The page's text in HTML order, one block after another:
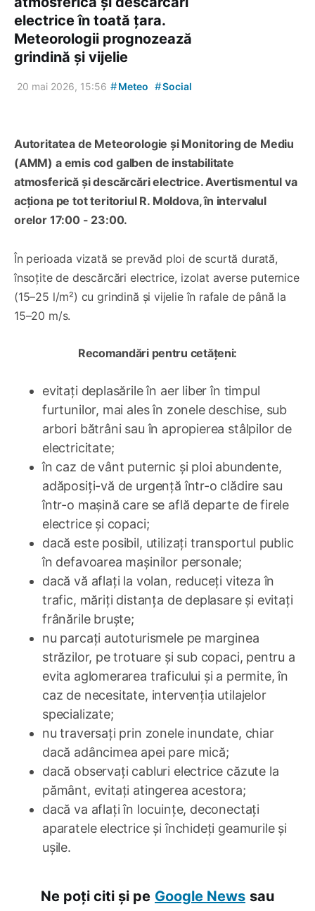
electrice în toată țara.
Meteorologii prognozează
grindină și vijelie
20 mai 2026, 15:56 #Meteo #Social
Autoritatea de Meteorologie și Monitoring de Mediu
(AMM) a emis cod galben de instabilitate
atmosferică și descărcări electrice. Avertismentul va
acționa pe tot teritoriul R. Moldova, în intervalul
orelor 17:00 - 23:00.
În perioada vizată se prevăd ploi de scurtă durată,
însoțite de descărcări electrice, izolat averse puternice
(15–25 l/m²) cu grindină și vijelie în rafale de până la
15–20 m/s.
Recomandări pentru cetățeni:
evitați deplasările în aer liber în timpul
furtunilor, mai ales în zonele deschise, sub
arbori bătrâni sau în apropierea stâlpilor de
electricitate;
în caz de vânt puternic și ploi abundente,
adăposiți-vă de urgență într-o clădire sau
într-o mașină care se află departe de firele
electrice și copaci;
dacă este posibil, utilizați transportul public
în defavoarea mașinilor personale;
dacă vă aflați la volan, reduceți viteza în
trafic, măriți distanța de deplasare și evitați
frânările bruște;
nu parcați autoturismele pe marginea
străzilor, pe trotuare și sub copaci, pentru a
evita aglomerarea traficului și a permite, în
caz de necesitate, intervenția utilajelor
specializate;
nu traversați prin zonele inundate, chiar
dacă adâncimea apei pare mică;
dacă observați cabluri electrice căzute la
pământ, evitați atingerea acestora;
dacă va aflați în locuințe, deconectați
aparatele electrice și închideți geamurile și
ușile.
Ne poți citi și pe Google News sau